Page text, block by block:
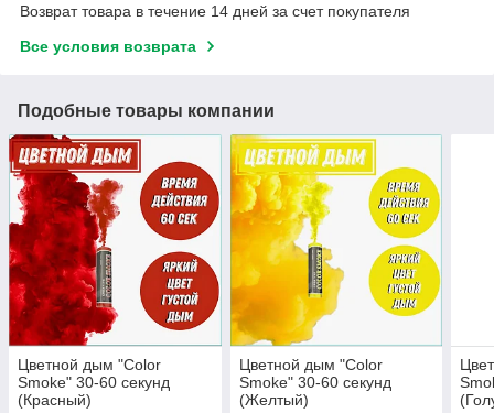
Возврат товара в течение 14 дней за счет покупателя
Все условия возврата
Подобные товары компании
Цветной дым "Color
Smoke" 30-60 секунд
(Красный)
Цветной дым "Color
Smoke" 30-60 секунд
(Желтый)